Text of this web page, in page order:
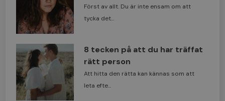
Först av allt. Du är inte ensam om att
tycka det...
8 tecken på att du har träffat
rätt person
Att hitta den rätta kan kännas som att
leta efte...